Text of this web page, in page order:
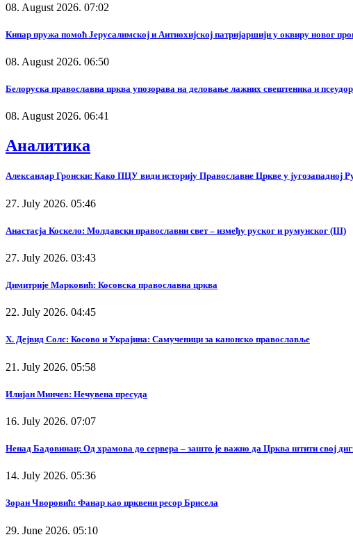
08. August 2026. 07:02
Кипар пружа помоћ Јерусалимској и Антиохијској патријаршији у оквиру новог
08. August 2026. 06:50
Белоруска православна црква упозорава на деловање лажних свештеника и
08. August 2026. 06:41
Аналитика
Александар Гронски: Како ПЦУ види историју Православне Цркве у југозападној
27. July 2026. 05:46
Анастасја Коскело: Молдавски православни свет – између руског и румунског (III)
27. July 2026. 03:43
Димитрије Марковић: Косовска православна црква
22. July 2026. 04:45
Х. Дејвид Солс: Косово и Украјина: Самученици за канонско православље
21. July 2026. 05:58
Илијан Минчев: Нечувена пресуда
16. July 2026. 07:07
Ненад Бадовинац: Од храмова до сервера – зашто је важно да Црква штити свој
14. July 2026. 05:36
Зоран Чворовић: Фанар као црквени ресор Брисела
29. June 2026. 05:10